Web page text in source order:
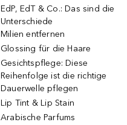
EdP, EdT & Co.: Das sind die
Unterschiede
Milien entfernen
Glossing für die Haare
Gesichtspflege: Diese
Reihenfolge ist die richtige
Dauerwelle pflegen
Lip Tint & Lip Stain
Arabische Parfums